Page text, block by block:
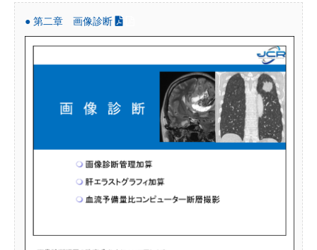
● 第二章 画像診断